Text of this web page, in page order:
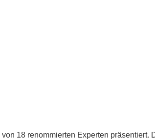
18 renommierten Experten präsentiert.